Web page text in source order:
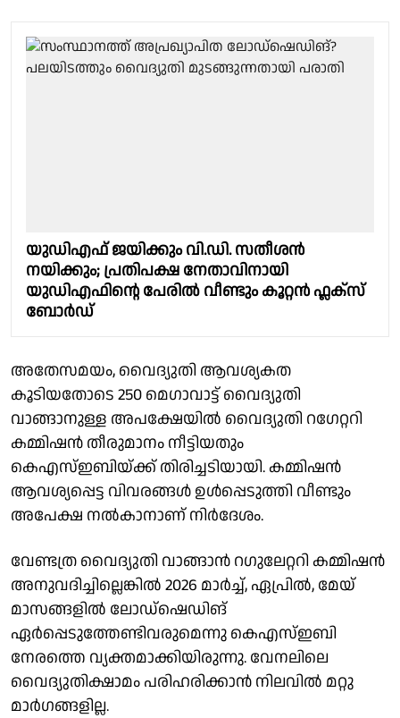
യുഡിഎഫ് ജയിക്കും വി.ഡി. സതീശൻ
നയിക്കും; പ്രതിപക്ഷ നേതാവിനായി
യുഡിഎഫിന്റെ പേരിൽ വീണ്ടും കൂറ്റൻ ഫ്ലക്സ്
ബോർഡ്
അതേസമയം, വൈദ്യുതി ആവശ്യകത
കൂടിയതോടെ 250 മെഗാവാട്ട് വൈദ്യുതി
വാങ്ങാനുള്ള അപക്ഷേയില്‍ വൈദ്യുതി റഗേറ്ററി
കമ്മിഷന്‍ തീരുമാനം നീട്ടിയതും
കെഎസ്ഇബിയ്ക്ക് തിരിച്ചടിയായി. കമ്മിഷന്‍
ആവശ്യപ്പെട്ട വിവരങ്ങള്‍ ഉള്‍പ്പെടുത്തി വീണ്ടും
അപേക്ഷ നല്‍കാനാണ് നിര്‍ദേശം.
വേണ്ടത്ര വൈദ്യുതി വാങ്ങാൻ റഗുലേറ്ററി കമ്മിഷൻ
അനുവദിച്ചില്ലെങ്കിൽ 2026 മാർച്ച്, ഏപ്രിൽ, മേയ്
മാസങ്ങളിൽ ലോഡ്ഷെഡിങ്
ഏർപ്പെടുത്തേണ്ടിവരുമെന്നു കെഎസ്ഇബി
നേരത്തെ വ്യക്തമാക്കിയിരുന്നു. വേനലിലെ
വൈദ്യുതിക്ഷാമം പരിഹരിക്കാൻ നിലവിൽ മറ്റു
മാർഗങ്ങളില്ല.